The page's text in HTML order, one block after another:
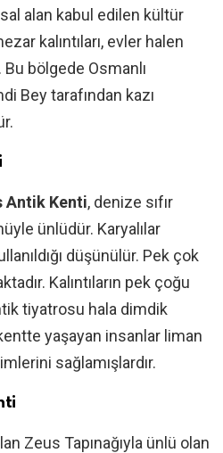
alan kabul edilen kültür
kalıntıları, evler halen
Bu bölgede Osmanlı
Bey tarafından kazı
Antik Kenti, denize sıfır
ünlüdür. Karyalılar
düşünülür. Pek çok
Kalıntıların pek çoğu
tiyatrosu hala dimdik
yaşayan insanlar liman
sağlamışlardır.
Zeus Tapınağıyla ünlü olan